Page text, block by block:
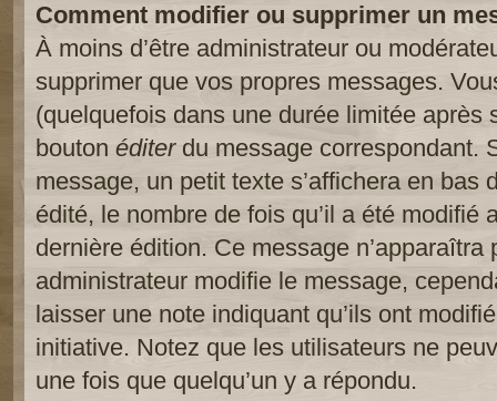
Comment modifier ou supprimer un
À moins d’être administrateur ou
supprimer que vos propres messages.
(quelquefois dans une durée limitée après
bouton éditerdu message correspondant.
message, un petit texte s’affichera en bas
édité, le nombre de fois qu’il a été modifié
dernière édition. Ce message
administrateur modifie le message,
laisser une note indiquant qu’ils ont
initiative. Notez que les utilisateurs ne
une fois que quelqu’un y a répondu.